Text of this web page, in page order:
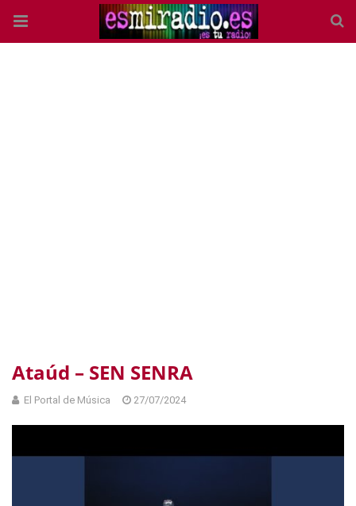
Ataúd – SEN SENRA
El Portal de Música 27/07/2024